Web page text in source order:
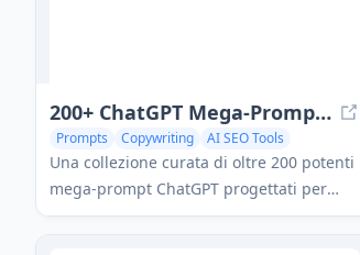
200+ ChatGPT Mega-Prompts for Solopreneurs
Prompts Copywriting AI SEO Tools
Una collezione curata di oltre 200 potenti
mega-prompt ChatGPT progettati per
aiutare i solopreneur a semplificare le